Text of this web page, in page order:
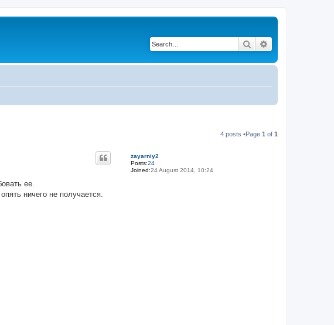
Search
4 posts •Page 1 of 1
zayarniy2
Posts:24
Joined:24 August 2014, 10:24
ее.
ничего не получается.